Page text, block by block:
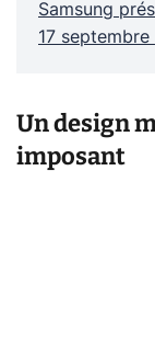
Samsung
17
Un design
imposant